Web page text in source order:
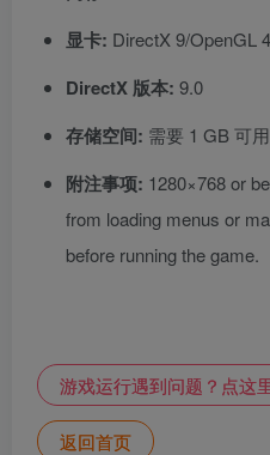
显卡: DirectX 9/OpenGL
DirectX 版本: 9.0
存储空间: 需要 1 GB 可
附注事项: 1280×768 or
from loading menus or
before running the game.
游戏运行遇到问题？点这
返回首页